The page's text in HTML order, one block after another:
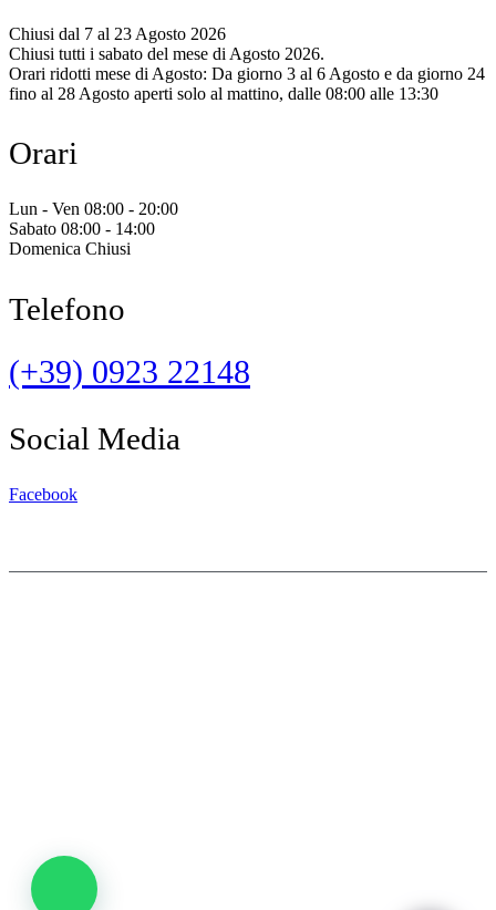
Chiusi dal 7 al 23 Agosto 2026
Chiusi tutti i sabato del mese di Agosto 2026.
Orari ridotti mese di Agosto: Da giorno 3 al 6 Agosto e da giorno 24
fino al 28 Agosto aperti solo al mattino, dalle 08:00 alle 13:30
Orari
Lun - Ven 08:00 - 20:00
Sabato 08:00 - 14:00
Domenica Chiusi
Telefono
(+39) 0923 22148
Social Media
Facebook